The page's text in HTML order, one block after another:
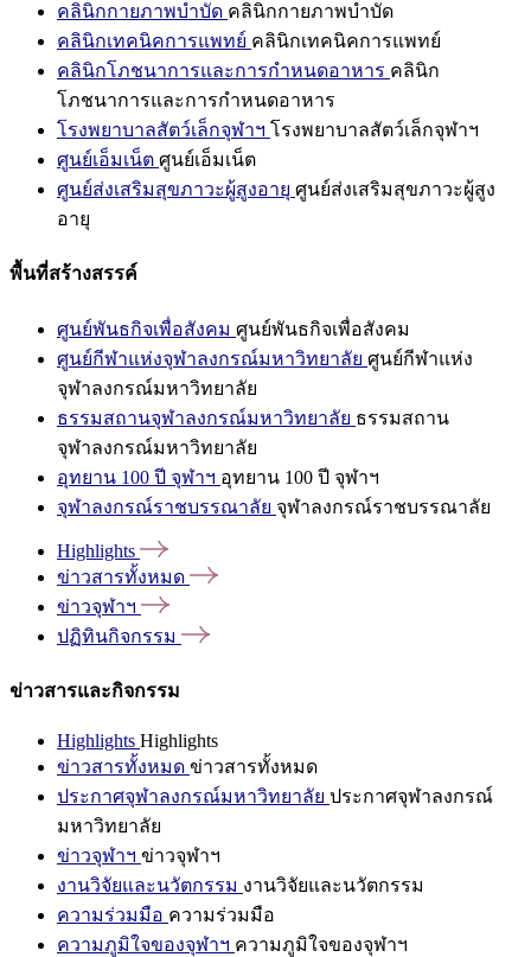
คลินิกกายภาพบำบัด คลินิกกายภาพบำบัด
คลินิกเทคนิคการแพทย์ คลินิกเทคนิคการแพทย์
คลินิกโภชนาการและการกำหนดอาหาร คลินิก
โภชนาการและการกำหนดอาหาร
โรงพยาบาลสัตว์เล็กจุฬาฯ โรงพยาบาลสัตว์เล็กจุฬาฯ
ศูนย์เอ็มเน็ต ศูนย์เอ็มเน็ต
ศูนย์ส่งเสริมสุขภาวะผู้สูงอายุ ศูนย์ส่งเสริมสุขภาวะผู้สูง
อายุ
พื้นที่สร้างสรรค์
ศูนย์พันธกิจเพื่อสังคม ศูนย์พันธกิจเพื่อสังคม
ศูนย์กีฬาแห่งจุฬาลงกรณ์มหาวิทยาลัย ศูนย์กีฬาแห่ง
จุฬาลงกรณ์มหาวิทยาลัย
ธรรมสถานจุฬาลงกรณ์มหาวิทยาลัย ธรรมสถาน
จุฬาลงกรณ์มหาวิทยาลัย
อุทยาน 100 ปี จุฬาฯ อุทยาน 100 ปี จุฬาฯ
จุฬาลงกรณ์ราชบรรณาลัย จุฬาลงกรณ์ราชบรรณาลัย
Highlights
ข่าวสารทั้งหมด
ข่าวจุฬาฯ
ปฏิทินกิจกรรม
ข่าวสารและกิจกรรม
Highlights Highlights
ข่าวสารทั้งหมด ข่าวสารทั้งหมด
ประกาศจุฬาลงกรณ์มหาวิทยาลัย ประกาศจุฬาลงกรณ์
มหาวิทยาลัย
ข่าวจุฬาฯ ข่าวจุฬาฯ
งานวิจัยและนวัตกรรม งานวิจัยและนวัตกรรม
ความร่วมมือ ความร่วมมือ
ความภูมิใจของจุฬาฯ ความภูมิใจของจุฬาฯ